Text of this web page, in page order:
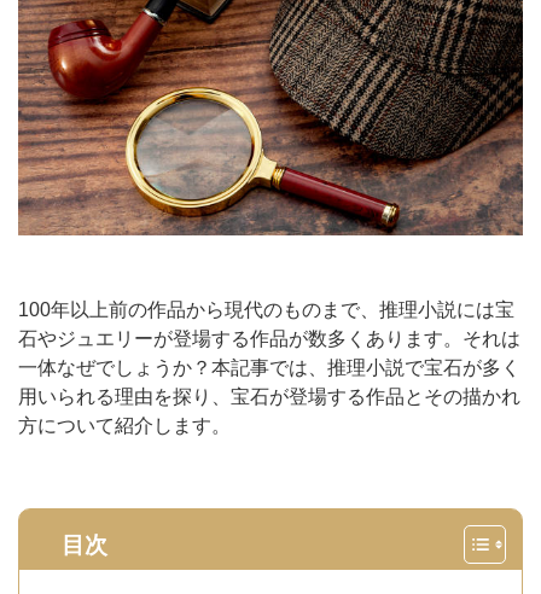
100年以上前の作品から現代のものまで、推理小説には宝
石やジュエリーが登場する作品が数多くあります。それは
一体なぜでしょうか？本記事では、推理小説で宝石が多く
用いられる理由を探り、宝石が登場する作品とその描かれ
方について紹介します。
目次